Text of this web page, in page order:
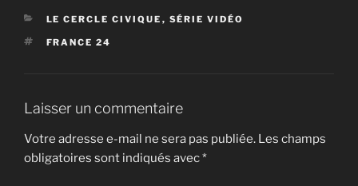
CATÉGORIES
LE CERCLE CIVIQUE , SÉRIE VIDÉO
ÉTIQUETTES
FRANCE 24
Laisser un commentaire
Votre adresse e-mail ne sera pas publiée. Les champs
obligatoires sont indiqués avec*